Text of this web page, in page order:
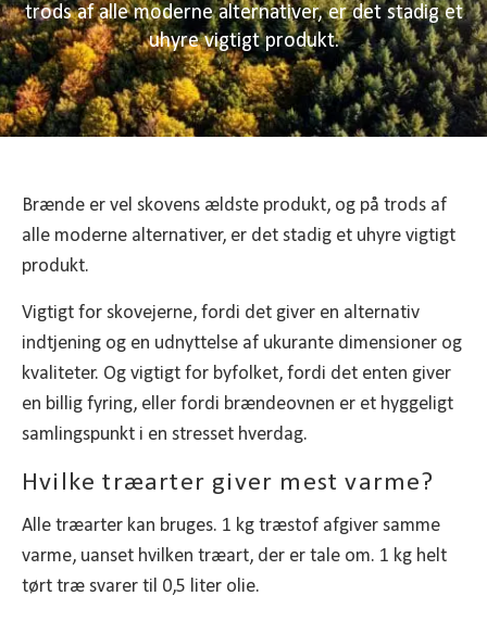
trods af alle moderne alternativer, er det stadig et
uhyre vigtigt produkt.
Brænde er vel skovens ældste produkt, og på trods af
alle moderne alternativer, er det stadig et uhyre vigtigt
produkt.
Vigtigt for skovejerne, fordi det giver en alternativ
indtjening og en udnyttelse af ukurante dimensioner og
kvaliteter. Og vigtigt for byfolket, fordi det enten giver
en billig fyring, eller fordi brændeovnen er et hyggeligt
samlingspunkt i en stresset hverdag.
Hvilke træarter giver mest varme?
Alle træarter kan bruges. 1 kg træstof afgiver samme
varme, uanset hvilken træart, der er tale om. 1 kg helt
tørt træ svarer til 0,5 liter olie.